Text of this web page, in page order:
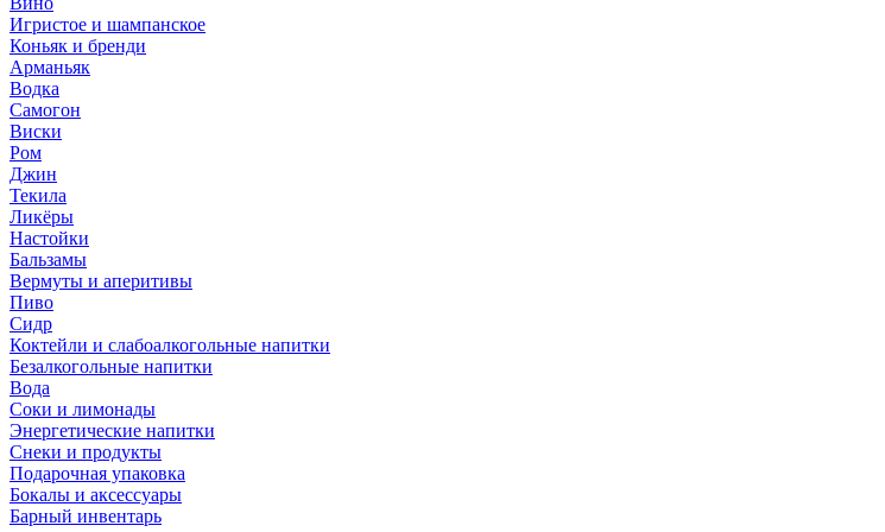
Игристое и шампанское
Коньяк и бренди
Арманьяк
Водка
Самогон
Виски
Ром
Джин
Текила
Ликёры
Настойки
Бальзамы
Вермуты и аперитивы
Пиво
Сидр
Коктейли и слабоалкогольные напитки
Безалкогольные напитки
Вода
Соки и лимонады
Энергетические напитки
Снеки и продукты
Подарочная упаковка
Бокалы и аксессуары
Барный инвентарь